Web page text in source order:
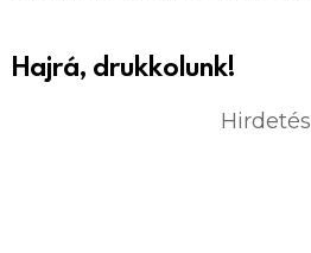
Hajrá, drukkolunk!
Hirdetés